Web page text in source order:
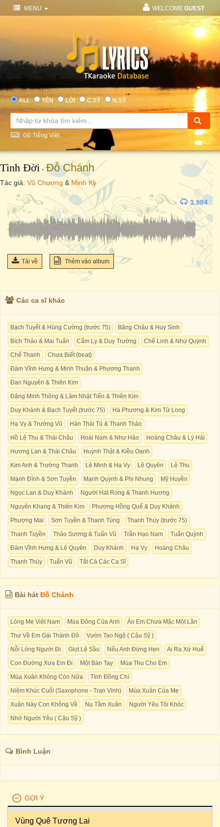
MENU WELCOME GUEST
ALL TÊN LỜI C.SỸ N.SỸ
Gõ Tiếng Việt
Tình Đời -Đỗ Chánh
Tác giả: Vũ Chương & Minh Kỳ
3.984
Tải về Thêm vào album
Các ca sĩ khác
Bạch Tuyết & Hùng Cường (trước 75)
Băng Châu & Huy Sinh
Bích Thảo & Mai Tuấn
Cẩm Ly & Duy Trường
Chế Linh & Như Quỳnh
Chế Thanh
Chưa Biết (beat)
Đàm Vĩnh Hưng & Minh Thuận & Phương Thanh
Đan Nguyên & Thiên Kim
Đặng Minh Thông & Lâm Nhật Tiến & Thiên Kim
Duy Khánh & Bạch Tuyết (trước 75)
Hà Phương & Kim Tử Long
Hạ Vy & Trường Vũ
Hàn Thái Tú & Thanh Thảo
Hồ Lệ Thu & Thái Châu
Hoài Nam & Như Hảo
Hoàng Châu & Lý Hải
Hương Lan & Thái Châu
Huỳnh Thật & Kiều Oanh
Kim Anh & Trường Thanh
Lê Minh & Hạ Vy Lệ Quyên
Lệ Thu
Mạnh Đình & Sơn Tuyền
Mạnh Quỳnh & Phi Nhung
Mỹ Huyền
Ngọc Lan & Duy Khánh
Người Hát Rong & Thanh Hương
Nguyên Khang & Thiên Kim
Phương Hồng Quế & Duy Khánh
Phượng Mai
Sơn Tuyền & Thanh Tùng
Thanh Thúy (trước 75)
Thanh Tuyền
Thảo Sương & Tuấn Vũ Trần Hạo Nam
Tuấn Quỳnh
Đàm Vĩnh Hưng & Lệ Quyên
Duy Khánh Hạ Vy
Hoàng Châu
Thanh Thúy
Tuấn Vũ Tất Cả Các Ca Sĩ
Bài hát Đỗ Chánh
Lòng Mẹ Việt Nam Mùa Đông Của Anh
Áo Em Chưa Mặc Một Lần
Thư Về Em Gái Thành Đô
Vườn Tao Ngộ ( Cậu Sỹ )
Nỗi Lòng Người Đi
Giọt Lệ Sầu Nếu Anh Đừng Hẹn
Ai Ra Xứ Huế
Con Đường Xưa Em Đi
Một Bàn Tay
Mùa Thu Cho Em
Mùa Xuân Không Còn Nữa
Tình Đồng Chí
Niệm Khúc Cuối (Saxophone - Tran Vinh)
Mùa Xuân Của Mẹ
Xuân Này Con Không Về
Nụ Tầm Xuân
Người Yêu Tôi Khóc
Nhớ Người Yêu ( Cậu Sỹ )
Bình Luận
GỢI Ý
Vùng Quê Tương Lai